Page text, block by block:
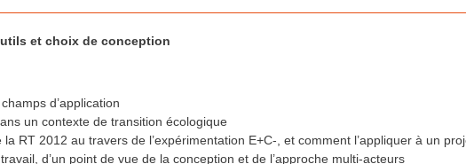
et choix de conception
d’application
un contexte de transition écologique
RT 2012 au travers de l’expérimentation E+C-, et comment l’appliquer à un
d’un point de vue de la conception et de l’approche multi-acteurs